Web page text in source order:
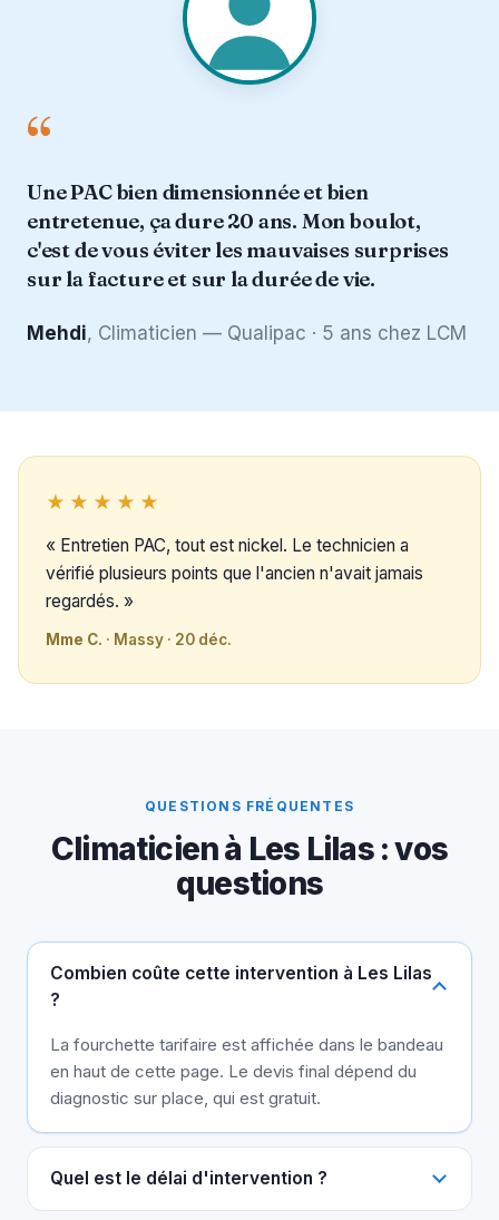
“
Une PAC bien dimensionnée et bien
entretenue, ça dure 20 ans. Mon boulot,
c'est de vous éviter les mauvaises surprises
sur la facture et sur la durée de vie.
Mehdi, Climaticien — Qualipac · 5 ans chez LCM
★★★★★
« Entretien PAC, tout est nickel. Le technicien a
vérifié plusieurs points que l'ancien n'avait jamais
regardés. »
Mme C. · Massy · 20 déc.
QUESTIONS FRÉQUENTES
Climaticien à Les Lilas : vos
questions
Combien coûte cette intervention à Les Lilas
?
La fourchette tarifaire est affichée dans le bandeau
en haut de cette page. Le devis final dépend du
diagnostic sur place, qui est gratuit.
Quel est le délai d'intervention ?